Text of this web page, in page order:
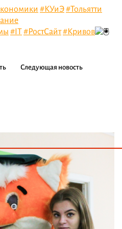
#КУиЭ#Тольятти
#IT#РостСайт#Кривов
Следующая новость